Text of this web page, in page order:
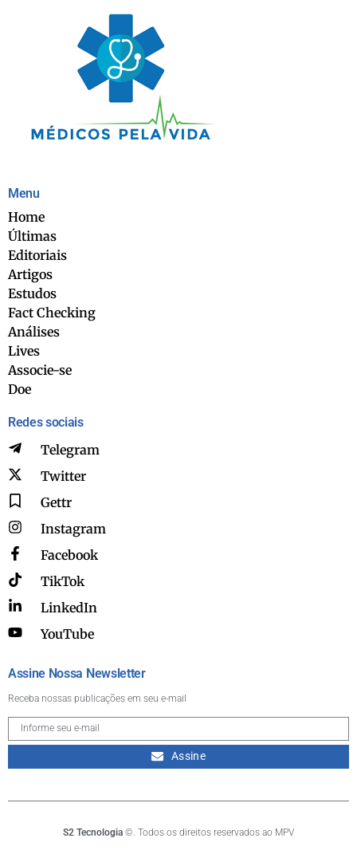
Menu
Home
Últimas
Editoriais
Artigos
Estudos
Fact Checking
Análises
Lives
Associe-se
Doe
Redes sociais
Telegram
Twitter
Gettr
Instagram
Facebook
TikTok
LinkedIn
YouTube
Assine Nossa Newsletter
Receba nossas publicações em seu e-mail
Assine
S2 Tecnologia ©. Todos os direitos reservados ao MPV